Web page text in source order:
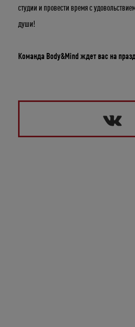
студии и провести время с
души!
Команда Body&Mind ждет вас на